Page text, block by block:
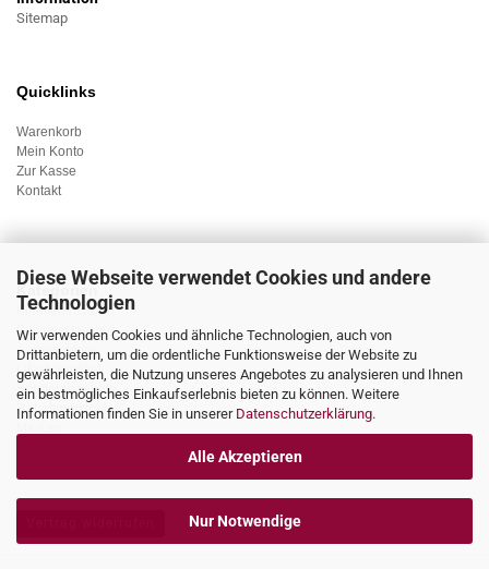
Diese Webseite verwendet Cookies und andere
Technologien
Wir verwenden Cookies und ähnliche Technologien, auch von
Drittanbietern, um die ordentliche Funktionsweise der Website zu
gewährleisten, die Nutzung unseres Angebotes zu analysieren und Ihnen
ein bestmögliches Einkaufserlebnis bieten zu können. Weitere
Informationen finden Sie in unserer Datenschutzerklärung.
Alle Akzeptieren
Nur Notwendige
Sitemap
Quicklinks
Warenkorb
Mein Konto
Zur Kasse
Kontakt
Kategorien
Kleinlederwaren
Businesstaschen
Accessoieres
Lifestyleartikel
Sonderangebote
Rabattmarkt/SALE